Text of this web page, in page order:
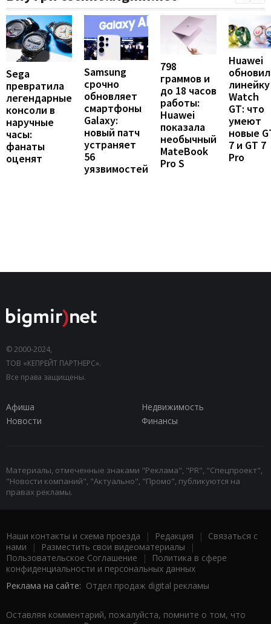
Sega
превратила
легендарные
консоли в
наручные
часы:
фанаты
оценят
Samsung
срочно
обновляет
смартфоны
Galaxy:
новый патч
устраняет
56
уязвимостей
798
граммов и
до 18 часов
работы:
Huawei
показала
необычный
MateBook
Pro S
Huawei
линейку
Watch
GT: что
умеют
новые
7 и GT 7
Pro
© 2000-2024,
ТОВ «КЕПРЕЙТ ПАРТНЕРС».
Все права защищены.
Афиша
Недвижимость
Новости
Финансы
Материалы, отмеченные знаками "Реклама", "PR", "Спецпроект",
"Новости компаний", "Актуально", "Промо", публикуются на
правах рекламы.
Наши контакты и схема проезда | Редакция | Связаться с
нами | Разместить свои видеоматериалы |
Пользовательское Соглашение |
Политика в сфере
конфиденциальности и персональных данных
Реклама на сайте: Отдел продаж digital рекламы
Оставляя комментарий, пожалуйста, помните о том, что